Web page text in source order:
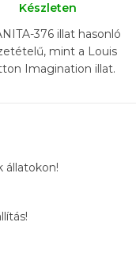
Készleten
376 illat hasonló
mint a Louis
Imagination illat.